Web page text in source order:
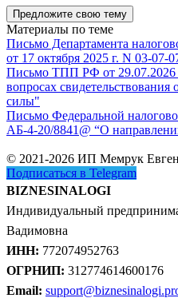
Предложите свою тему
Материалы по теме
Письмо Департамента
от 17 октября 2025 г. N 03-07-
Письмо ТПП РФ от
вопросах свидетельствования
силы"
Письмо Федеральной
АБ-4-20/8841@ “О
© 2021-2026 ИП Мемрук
Подписаться в Telegram
BIZNESINALOGI
Индивидуальный
Вадимовна
ИНН: 772074952763
ОГРНИП: 312774614600176
Email: